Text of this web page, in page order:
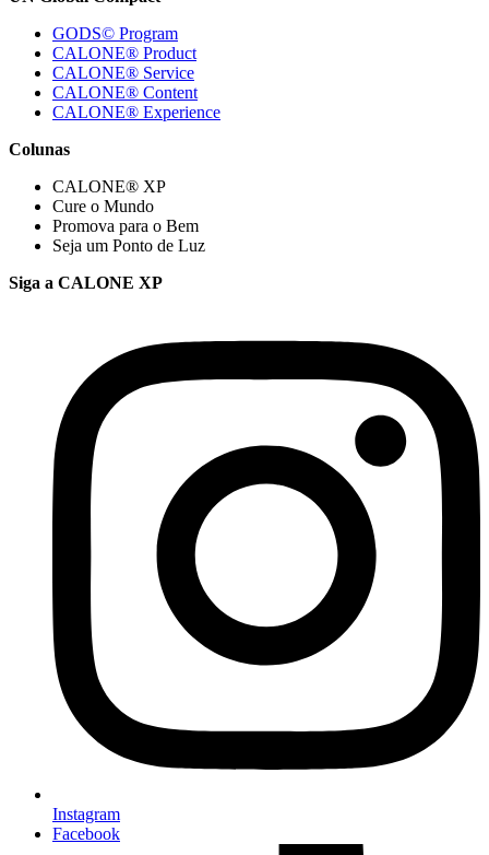
GODS© Program
CALONE® Product
CALONE® Service
CALONE® Content
CALONE® Experience
Colunas
CALONE® XP
Cure o Mundo
Promova para o Bem
Seja um Ponto de Luz
Siga a CALONE XP
Instagram
Facebook